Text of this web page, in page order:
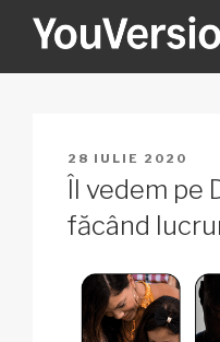
PUBLICAT
PE
28 IULIE 2020
Îl vedem pe
făcând